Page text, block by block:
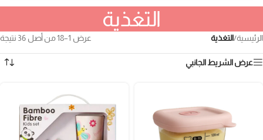
التغذية
الرئيسية/التغذية عرض 1–18 من أصل 36 نتيجة
عرض الشريط الجانبي